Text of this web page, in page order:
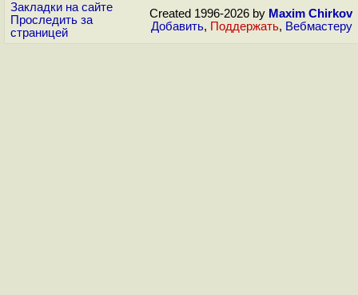
Закладки на сайте
Проследить за
страницей
Created 1996-2026 by Maxim Chirkov
Добавить, Поддержать, Вебмастеру